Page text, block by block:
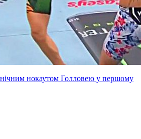
нокаутом Голловею у першому